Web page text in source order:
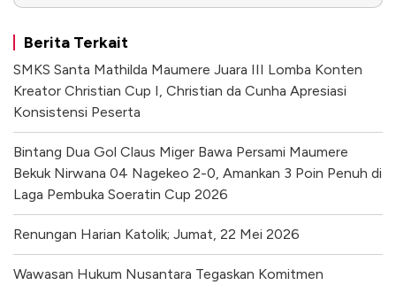
Berita Terkait
SMKS Santa Mathilda Maumere Juara III Lomba Konten
Kreator Christian Cup I, Christian da Cunha Apresiasi
Konsistensi Peserta
Bintang Dua Gol Claus Miger Bawa Persami Maumere
Bekuk Nirwana 04 Nagekeo 2-0, Amankan 3 Poin Penuh di
Laga Pembuka Soeratin Cup 2026
Renungan Harian Katolik; Jumat, 22 Mei 2026
Wawasan Hukum Nusantara Tegaskan Komitmen